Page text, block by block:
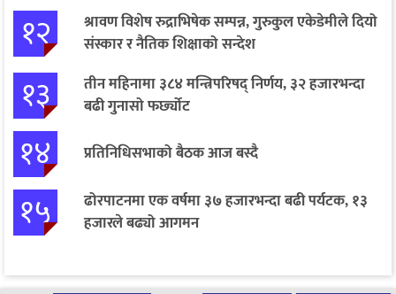
१२
श्रावण विशेष रुद्राभिषेक सम्पन्न, गुरुकुल एकेडेमीले दियो
संस्कार र नैतिक शिक्षाको सन्देश
१३
तीन महिनामा ३८४ मन्त्रिपरिषद् निर्णय, ३२ हजारभन्दा
बढी गुनासो फर्छ्योट
१४ प्रतिनिधिसभाको बैठक आज बस्दै
१५
ढोरपाटनमा एक वर्षमा ३७ हजारभन्दा बढी पर्यटक, १३
हजारले बढ्यो आगमन